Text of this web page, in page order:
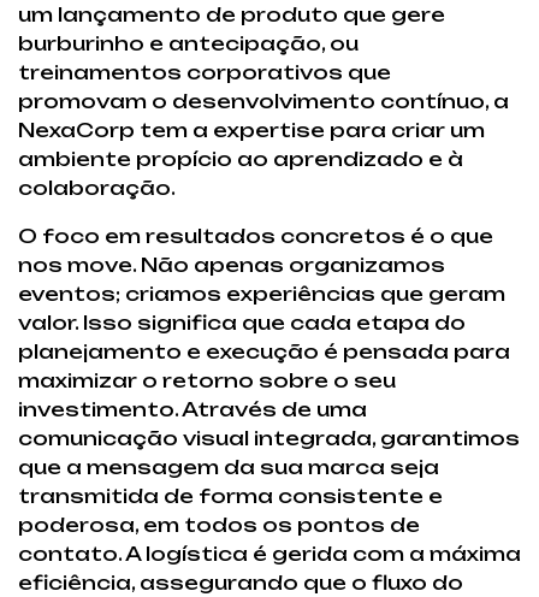
um lançamento de produto que gere
burburinho e antecipação, ou
treinamentos corporativos que
promovam o desenvolvimento contínuo, a
NexaCorp tem a expertise para criar um
ambiente propício ao aprendizado e à
colaboração.
O foco em resultados concretos é o que
nos move. Não apenas organizamos
eventos; criamos experiências que geram
valor. Isso significa que cada etapa do
planejamento e execução é pensada para
maximizar o retorno sobre o seu
investimento. Através de uma
comunicação visual integrada, garantimos
que a mensagem da sua marca seja
transmitida de forma consistente e
poderosa, em todos os pontos de
contato. A logística é gerida com a máxima
eficiência, assegurando que o fluxo do